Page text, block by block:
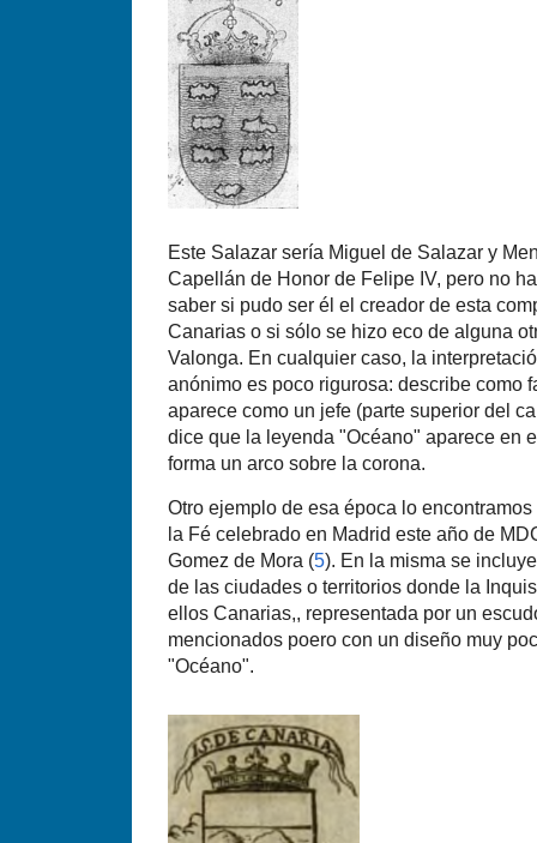
Este Salazar serí­a Miguel de Salazar y
Capellán de Honor de Felipe IV, pero no
saber si pudo ser él el creador de esta
Canarias o si sólo se hizo eco de alguna
Valonga. En cualquier caso, la
anónimo es poco rigurosa: describe como
aparece como un jefe (parte superior del
dice que la leyenda "Océano" aparece en
forma un arco sobre la corona.
Otro ejemplo de esa época lo
la Fé celebrado en Madrid este año de
Gomez de Mora (5). En la misma se
de las ciudades o territorios donde la
ellos Canarias,, representada por un
mencionados poero con un diseño muy
"Océano".